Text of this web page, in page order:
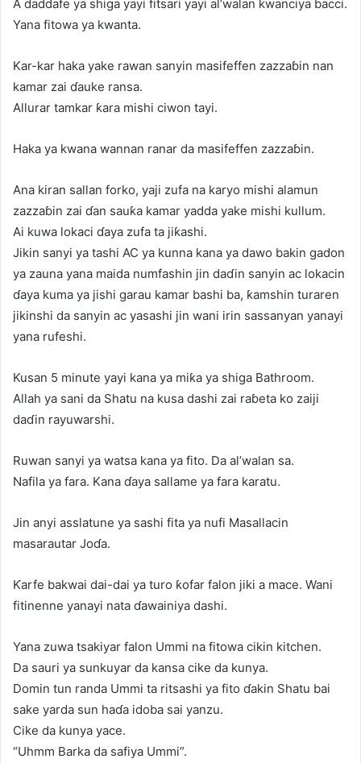
A daddafe ya shiga yayi fitsari yayi al’walan kwanciya bacci.
Yana fitowa ya kwanta.
Kar-kar haka yake rawan sanyin masifeffen zazzaɓin nan
kamar zai ɗauke ransa.
Allurar tamkar ƙara mishi ciwon tayi.
Haka ya kwana wannan ranar da masifeffen zazzaɓin.
Ana kiran sallan forko, yaji zufa na karyo mishi alamun
zazzaɓin zai ɗan sauƙa kamar yadda yake mishi kullum.
Ai kuwa lokaci ɗaya zufa ta jiƙashi.
Jikin sanyi ya tashi AC ya kunna kana ya dawo bakin gadon
ya zauna yana maida numfashin jin daɗin sanyin ac lokacin
ɗaya kuma ya jishi garau kamar bashi ba, ƙamshin turaren
jikinshi da sanyin ac yasashi jin wani irin sassanyan yanayi
yana rufeshi.
Kusan 5 minute yayi kana ya miƙa ya shiga Bathroom.
Allah ya sani da Shatu na kusa dashi zai raɓeta ko zaiji
daɗin rayuwarshi.
Ruwan sanyi ya watsa kana ya fito. Da al’walan sa.
Nafila ya fara. Kana ɗaya sallame ya fara karatu.
Jin anyi asslatune ya sashi fita ya nufi Masallacin
masarautar Joɗa.
Ƙarfe bakwai dai-dai ya turo ƙofar falon jiki a mace. Wani
fitinenne yanayi nata ɗawainiya dashi.
Yana zuwa tsakiyar falon Ummi na fitowa cikin kitchen.
Da sauri ya sunkuyar da kansa cike da kunya.
Domin tun randa Ummi ta ritsashi ya fito ɗakin Shatu bai
sake yarda sun haɗa idoba sai yanzu.
Cike da kunya yace.
“Uhmm Barka da safiya Ummi”.